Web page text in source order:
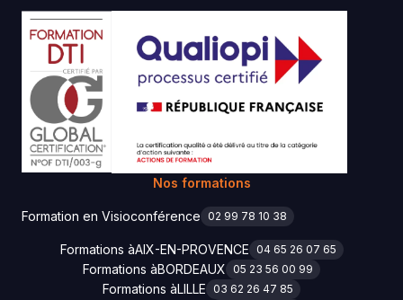
Nos formations
Formation en Visioconférence 02 99 78 10 38
Formations àAIX-EN-PROVENCE 04 65 26 07 65
Formations àBORDEAUX 05 23 56 00 99
Formations àLILLE 03 62 26 47 85